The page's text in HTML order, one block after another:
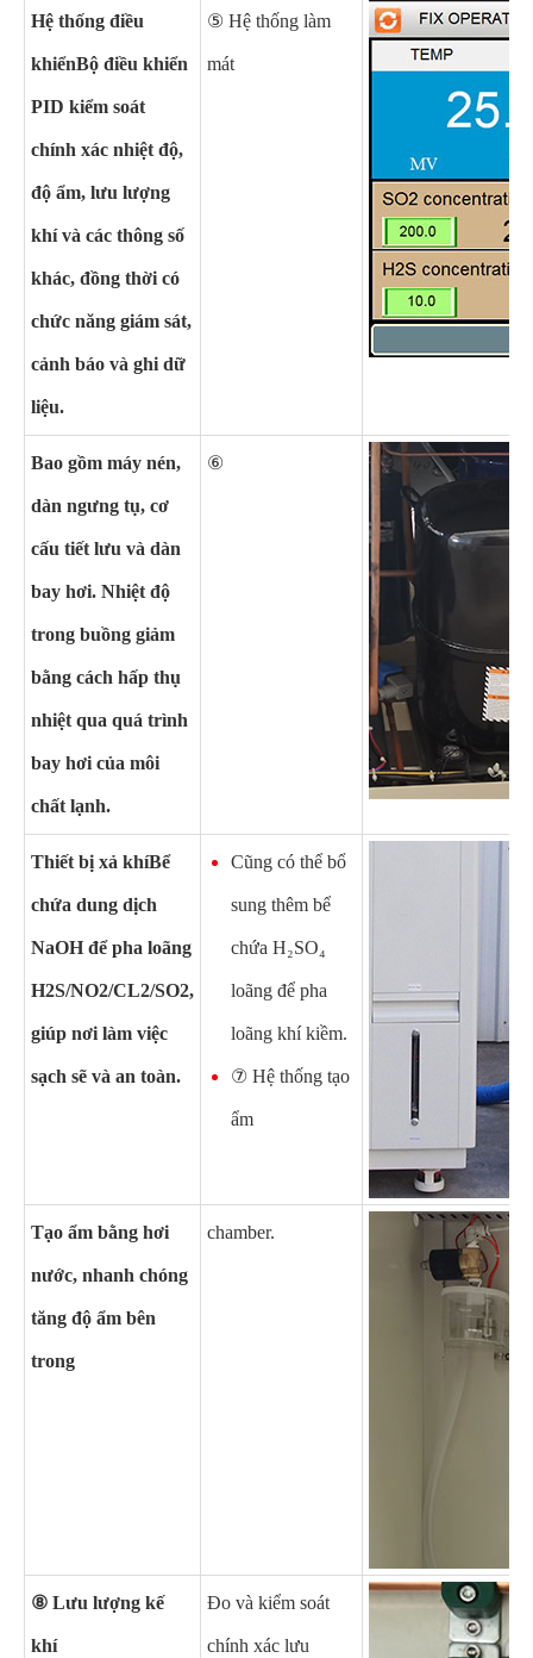
Hệ thống điều
khiểnBộ điều khiển
PID kiểm soát
chính xác nhiệt độ,
độ ẩm, lưu lượng
khí và các thông số
khác, đồng thời có
chức năng giám sát,
cảnh báo và ghi dữ
liệu.
⑤ Hệ thống làm
mát
Bao gồm máy nén,
dàn ngưng tụ, cơ
cấu tiết lưu và dàn
bay hơi. Nhiệt độ
trong buồng giảm
bằng cách hấp thụ
nhiệt qua quá trình
bay hơi của môi
chất lạnh.
⑥
Thiết bị xả khíBể
chứa dung dịch
NaOH để pha loãng
H2S/NO2/CL2/SO2,
giúp nơi làm việc
sạch sẽ và an toàn.
Cũng có thể bổ
sung thêm bể
chứa H₂SO₄
loãng để pha
loãng khí kiềm.
⑦ Hệ thống tạo
ẩm
Tạo ẩm bằng hơi
nước, nhanh chóng
tăng độ ẩm bên
trong
chamber.
⑧ Lưu lượng kế
khí
Đo và kiểm soát
chính xác lưu